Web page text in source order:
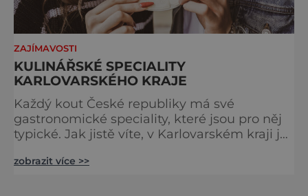
ZAJÍMAVOSTI
KULINÁŘSKÉ SPECIALITY
KARLOVARSKÉHO KRAJE
Každý kout České republiky má své
gastronomické speciality, které jsou pro něj
typické. Jak jistě víte, v Karlovarském kraji je
Gastronomii tohoto místa, proslulého
zobrazit více >>